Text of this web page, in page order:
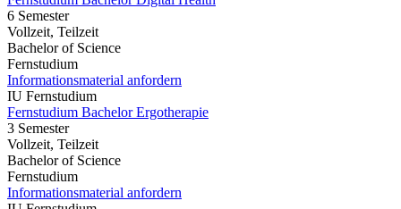
6 Semester
Vollzeit, Teilzeit
Bachelor of Science
Fernstudium
Informationsmaterial anfordern
IU Fernstudium
Fernstudium Bachelor Ergotherapie
3 Semester
Vollzeit, Teilzeit
Bachelor of Science
Fernstudium
Informationsmaterial anfordern